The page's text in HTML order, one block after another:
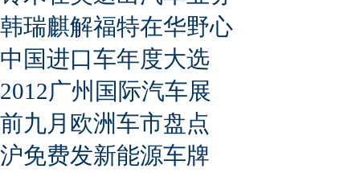
韩瑞麒解福特在华野心
中国进口车年度大选
2012广州国际汽车展
前九月欧洲车市盘点
沪免费发新能源车牌